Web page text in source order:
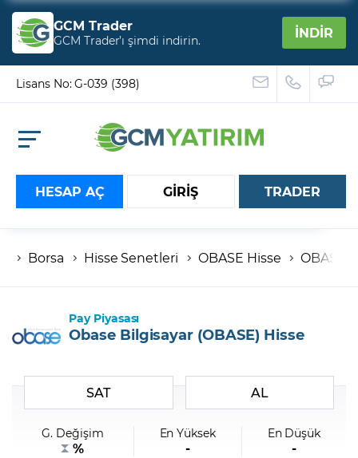
GCM Trader
GCM Trader’ı şimdi indirin. İNDİR
Lisans No: G-039 (398)
HESAP AÇ GİRİŞ
Hesap numaranız
Şifremi Unuttum
TRADER
Borsa Hisse Senetleri OBASE Hisse OBASE
Pay Piyasası
Obase Bilgisayar (OBASE) Hisse
SAT AL
G. Değişim
%
En Yüksek
-
En Düşük
-